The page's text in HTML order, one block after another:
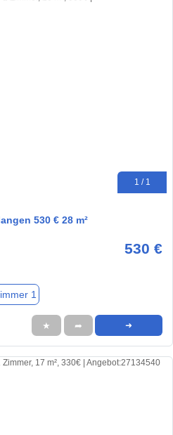
1 / 1
530 € 28 m²
530 €
1
★ ➦ ➜